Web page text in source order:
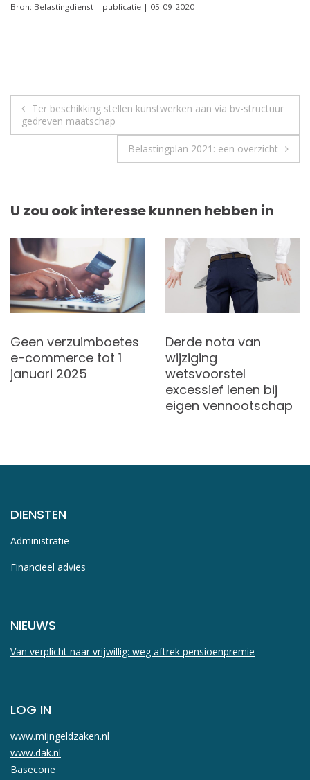
Bron: Belastingdienst | publicatie | 05-09-2020
Berichtnavigatie
Ter beschikking stellen kunstwerken aan via bv-structuur
gedreven maatschap
Belastingplan 2021: een overzicht
U zou ook interesse kunnen hebben in
Geen verzuimboetes
e-commerce tot 1
januari 2025
Derde nota van
wijziging
wetsvoorstel
excessief lenen bij
eigen vennootschap
DIENSTEN
Administratie
Financieel advies
NIEUWS
Van verplicht naar vrijwillig: weg aftrek pensioenpremie
LOG IN
www.mijngeldzaken.nl
www.dak.nl
Basecone